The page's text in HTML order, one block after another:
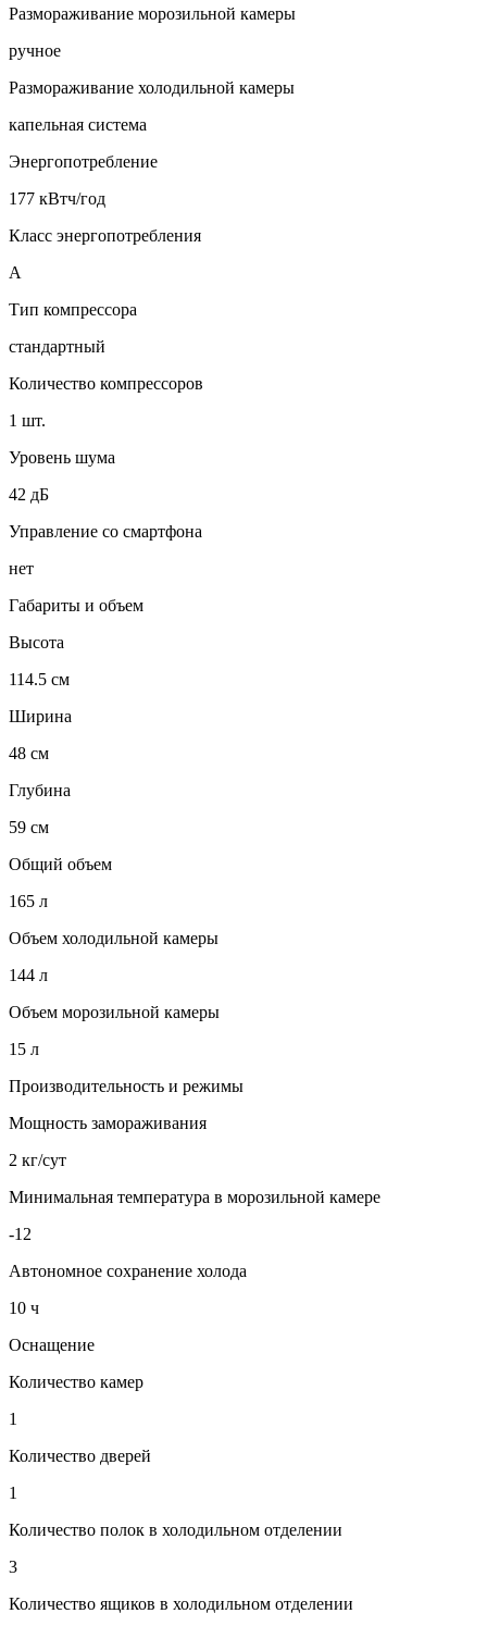
Размораживание морозильной камеры
ручное
Размораживание холодильной камеры
капельная система
Энергопотребление
177 кВтч/год
Класс энергопотребления
A
Тип компрессора
стандартный
Количество компрессоров
1 шт.
Уровень шума
42 дБ
Управление со смартфона
нет
Габариты и объем
Высота
114.5 см
Ширина
48 см
Глубина
59 см
Общий объем
165 л
Объем холодильной камеры
144 л
Объем морозильной камеры
15 л
Производительность и режимы
Мощность замораживания
2 кг/сут
Минимальная температура в морозильной камере
-12
Автономное сохранение холода
10 ч
Оснащение
Количество камер
1
Количество дверей
1
Количество полок в холодильном отделении
3
Количество ящиков в холодильном отделении